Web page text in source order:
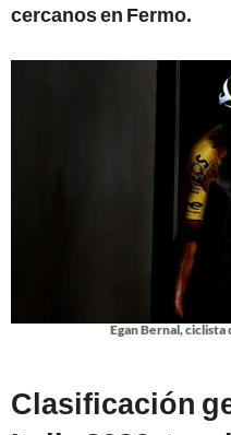
cercanos en Fermo.
Egan Bernal, ciclista
Clasificación